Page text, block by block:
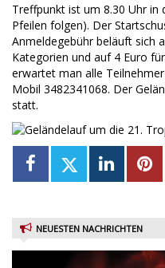
Treffpunkt ist um 8.30 Uhr in
Pfeilen folgen). Der
Anmeldegebühr beläuft sich
Kategorien und auf 4 Euro
erwartet man alle
Mobil 3482341068. Der
statt.
NEUESTEN NACHRICHTEN